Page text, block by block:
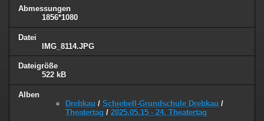
Abmessungen
1856*1080
Datei
IMG_8114.JPG
Dateigröße
522 kB
Alben
Drebkau / Schiebell-Grundschule Drebkau /
Theatertag / 2025.05.15 - 24. Theatertag